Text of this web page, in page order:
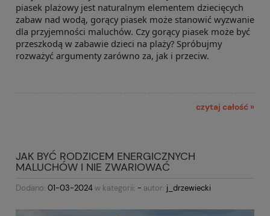
piasek plażowy jest naturalnym elementem dziecięcych
zabaw nad wodą, gorący piasek może stanowić wyzwanie
dla przyjemności maluchów. Czy gorący piasek może być
przeszkodą w zabawie dzieci na plaży? Spróbujmy
rozważyć argumenty zarówno za, jak i przeciw.
czytaj całość »
JAK BYĆ RODZICEM ENERGICZNYCH
MALUCHÓW I NIE ZWARIOWAĆ
Dodano: 01-03-2024w kategorii: - autor: j_drzewiecki